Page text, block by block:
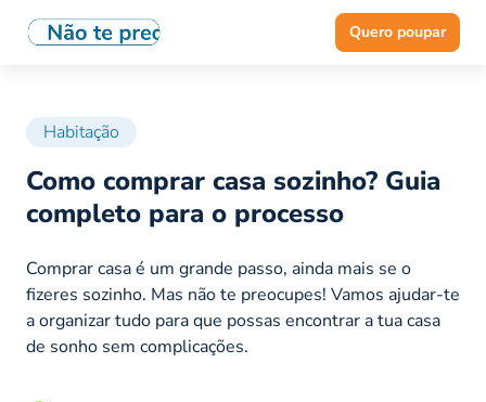
Quero poupar
Habitação
Como comprar casa sozinho? Guia
completo para o processo
Comprar casa é um grande passo, ainda mais se o
fizeres sozinho. Mas não te preocupes! Vamos ajudar-te
a organizar tudo para que possas encontrar a tua casa
de sonho sem complicações.